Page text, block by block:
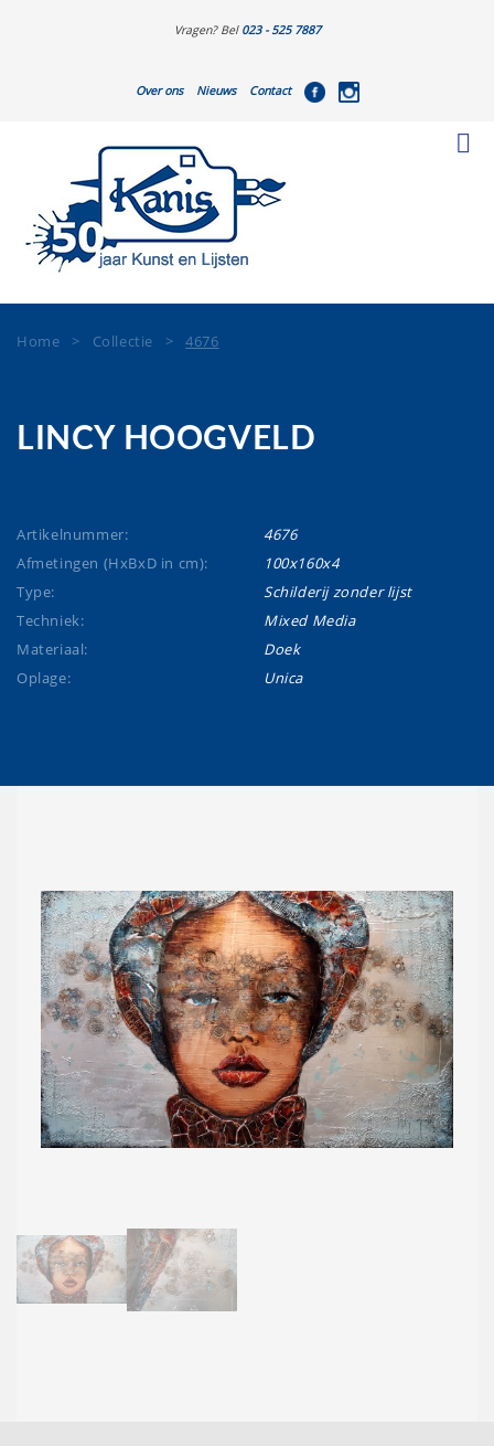
Vragen? Bel 023 - 525 7887
Over ons Nieuws Contact
Home > Collectie >4676
LINCY HOOGVELD
Artikelnummer:
4676
Afmetingen (HxBxD in cm):
100x160x4
Type:
Schilderij zonder lijst
Techniek:
Mixed Media
Materiaal:
Doek
Oplage:
Unica